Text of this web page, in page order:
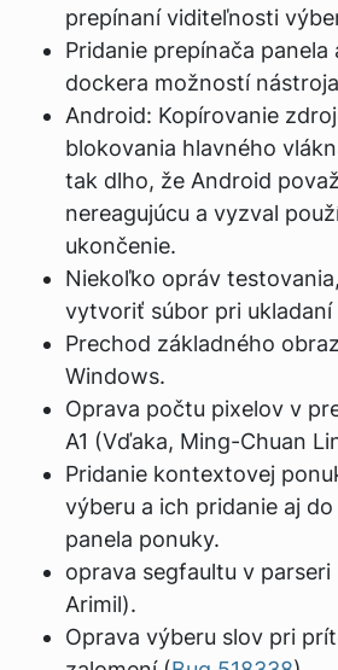
prepínaní viditeľnosti
Pridanie prepínača panela
dockera možností
Android: Kopírovanie
blokovania hlavného
tak dlho, že Android
nereagujúcu a vyzval
ukončenie.
Niekoľko opráv
vytvoriť súbor pri ukladaní
Prechod základného
Windows.
Oprava počtu pixelov v
A1 (Vďaka, Ming-Chuan
Pridanie kontextovej
výberu a ich pridanie aj
panela ponuky.
oprava segfaultu v parseri
Arimil).
Oprava výberu slov pri